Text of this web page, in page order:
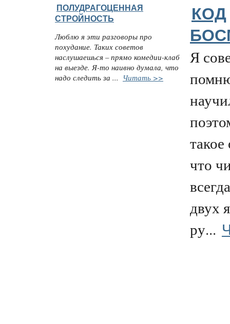
ПОЛУДРАГОЦЕННАЯ
СТРОЙНОСТЬ
Люблю я эти разговоры про
похудание. Таких советов
наслушаешься – прямо комедии-клаб
на выезде. Я-то наивно думала, что
надо следить за ... Читать >>
КОД
Я
что
двух
ру...